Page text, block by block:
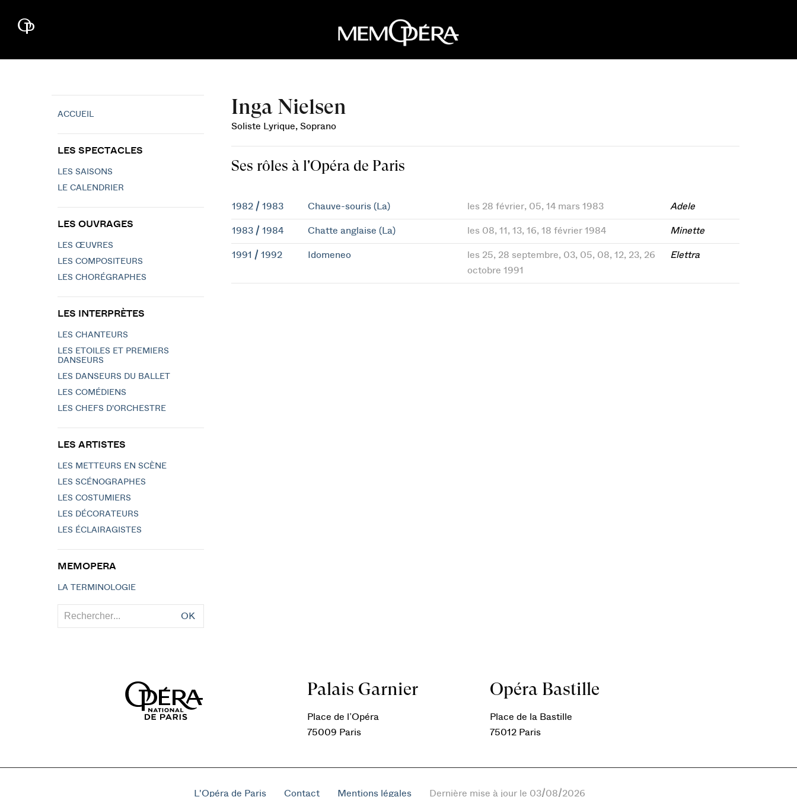
Inga Nielsen
Soliste Lyrique, Soprano
Ses rôles à l'Opéra de Paris
1982 / 1983 Chauve-souris (La) les 28 février, 05, 14 mars 1983 Adele
1983 / 1984 Chatte anglaise (La) les 08, 11, 13, 16, 18 février 1984 Minette
1991 / 1992 Idomeneo
les 25, 28 septembre, 03, 05, 08, 12, 23, 26
octobre 1991
Elettra
ACCUEIL
LES SPECTACLES
LES SAISONS
LE CALENDRIER
LES OUVRAGES
LES ŒUVRES
LES COMPOSITEURS
LES CHORÉGRAPHES
LES INTERPRÈTES
LES CHANTEURS
LES ETOILES ET PREMIERS
DANSEURS
LES DANSEURS DU BALLET
LES COMÉDIENS
LES CHEFS D'ORCHESTRE
LES ARTISTES
LES METTEURS EN SCÈNE
LES SCÉNOGRAPHES
LES COSTUMIERS
LES DÉCORATEURS
LES ÉCLAIRAGISTES
MEMOPERA
LA TERMINOLOGIE
OK
Palais Garnier
Place de l’Opéra
75009 Paris
Opéra Bastille
Place de la Bastille
75012 Paris
L'Opéra de Paris Contact Mentions légales Dernière mise à jour le 03/08/2026